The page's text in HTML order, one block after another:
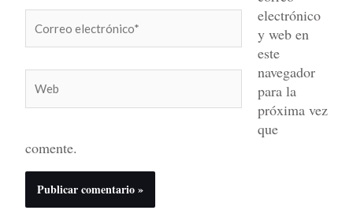
electrónico*
electrónico
y web en
este
navegador
para la
próxima vez
que
comente.